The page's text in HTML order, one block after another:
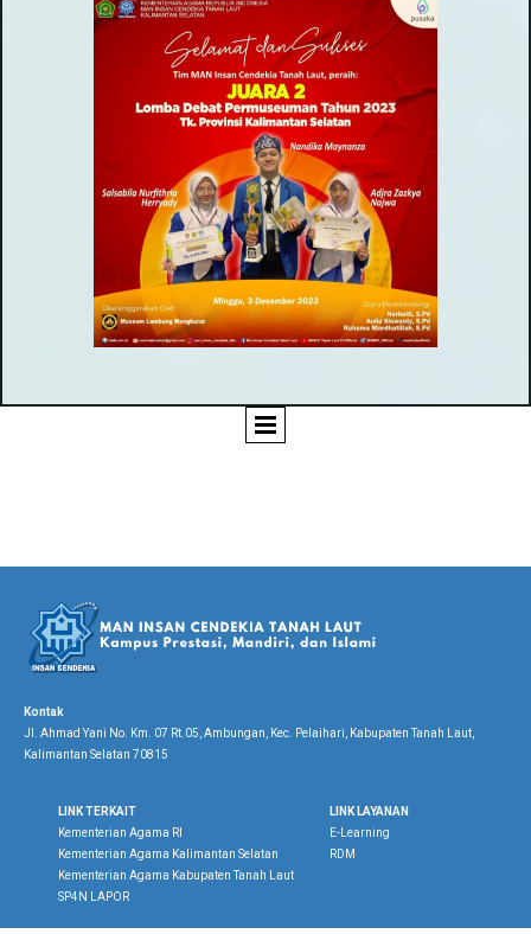
Kontak
Jl. Ahmad Yani No. Km. 07 Rt.05, Ambungan, Kec. Pelaihari, Kabupaten Tanah Laut,
Kalimantan Selatan 70815
LINK TERKAIT
Kementerian Agama RI
Kementerian Agama Kalimantan Selatan
Kementerian Agama Kabupaten Tanah Laut
SP4N LAPOR
LINK LAYANAN
E-Learning
RDM